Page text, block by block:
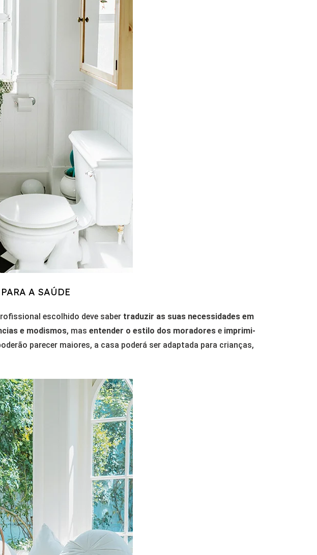
A SAÚDE
escolhido deve saber traduzir as suas necessidades em
e modismos, mas entender o estilo dos moradores e imprimi-
parecer maiores, a casa poderá ser adaptada para crianças,